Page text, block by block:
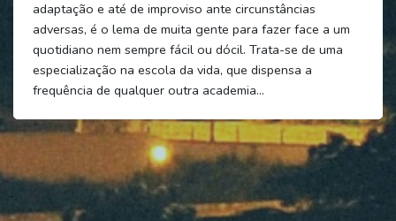
adaptação e até de improviso ante circunstâncias
adversas, é o lema de muita gente para fazer face a um
quotidiano nem sempre fácil ou dócil. Trata-se de uma
especialização na escola da vida, que dispensa a
frequência de qualquer outra academia…